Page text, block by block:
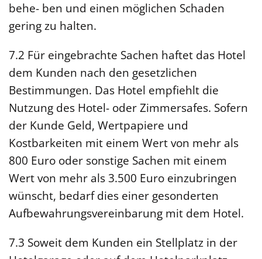
behe- ben und einen möglichen Schaden
gering zu halten.
7.2 Für eingebrachte Sachen haftet das Hotel
dem Kunden nach den gesetzlichen
Bestimmungen. Das Hotel empfiehlt die
Nutzung des Hotel- oder Zimmersafes. Sofern
der Kunde Geld, Wertpapiere und
Kostbarkeiten mit einem Wert von mehr als
800 Euro oder sonstige Sachen mit einem
Wert von mehr als 3.500 Euro einzubringen
wünscht, bedarf dies einer gesonderten
Aufbewahrungsvereinbarung mit dem Hotel.
7.3 Soweit dem Kunden ein Stellplatz in der